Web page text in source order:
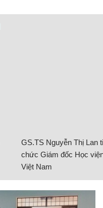
GS.TS Nguyễn Thị Lan
chức Giám đốc Học
Việt Nam